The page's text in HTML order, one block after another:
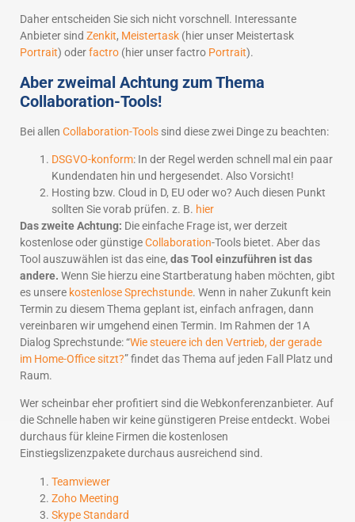
Daher entscheiden Sie sich nicht vorschnell. Interessante
Anbieter sind Zenkit, Meistertask (hier unser Meistertask
Portrait) oderfactro (hier unser factro Portrait).
Aber zweimal Achtung zum Thema
Collaboration-Tools!
Bei allen Collaboration-Tools sind diese zwei Dinge zu beachten:
DSGVO-konform: In der Regel werden schnell mal ein paar
Kundendaten hin und hergesendet. Also Vorsicht!
Hosting bzw. Cloud in D, EU oder wo? Auch diesen Punkt
sollten Sie vorab prüfen. z. B. hier
Das zweite Achtung: Die einfache Frage ist, wer derzeit
kostenlose oder günstigeCollaboration-Tools bietet. Aber das
Tool auszuwählen ist das eine, das Tool einzuführen ist das
andere. Wenn Sie hierzu eine Startberatung haben möchten, gibt
es unsere kostenlose Sprechstunde. Wenn in naher Zukunft kein
Termin zu diesem Thema geplant ist, einfach anfragen, dann
vereinbaren wir umgehend einen Termin. Im Rahmen der 1A
Dialog Sprechstunde: “Wie steuere ich den Vertrieb, der gerade
im Home-Office sitzt?” findet das Thema auf jeden Fall Platz und
Raum.
Wer scheinbar eher profitiert sind die Webkonferenzanbieter. Auf
die Schnelle haben wir keine günstigeren Preise entdeckt. Wobei
durchaus für kleine Firmen die kostenlosen
Einstiegslizenzpakete durchaus ausreichend sind.
Teamviewer
Zoho Meeting
Skype Standard